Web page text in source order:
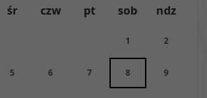
śr czw pt sob ndz
1 2
5 6 7 8 9